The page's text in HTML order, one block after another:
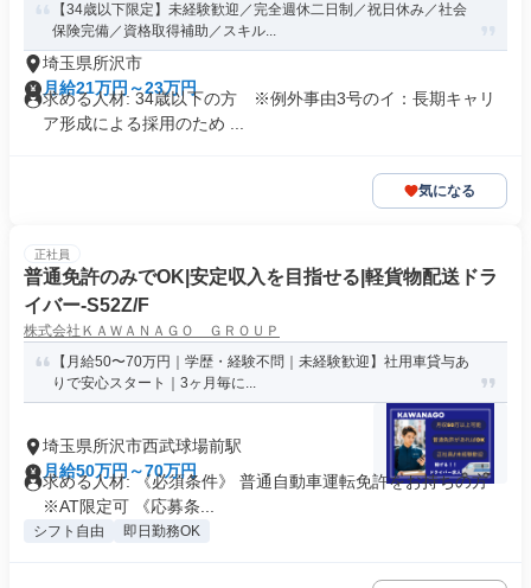
【34歳以下限定】未経験歓迎／完全週休二日制／祝日休み／社会
保険完備／資格取得補助／スキル...
埼玉県所沢市
月給21万円～23万円
求める人材: 34歳以下の方 ※例外事由3号のイ：長期キャリ
ア形成による採用のため ...
気になる
正社員
普通免許のみでOK|安定収入を目指せる|軽貨物配送ドラ
イバー-S52Z/F
株式会社ＫＡＷＡＮＡＧＯ ＧＲＯＵＰ
【月給50〜70万円｜学歴・経験不問｜未経験歓迎】社用車貸与あ
りで安心スタート｜3ヶ月毎に...
埼玉県所沢市西武球場前駅
月給50万円～70万円
求める人材: 《必須条件》 普通自動車運転免許をお持ちの方
※AT限定可 《応募条...
シフト自由 即日勤務OK